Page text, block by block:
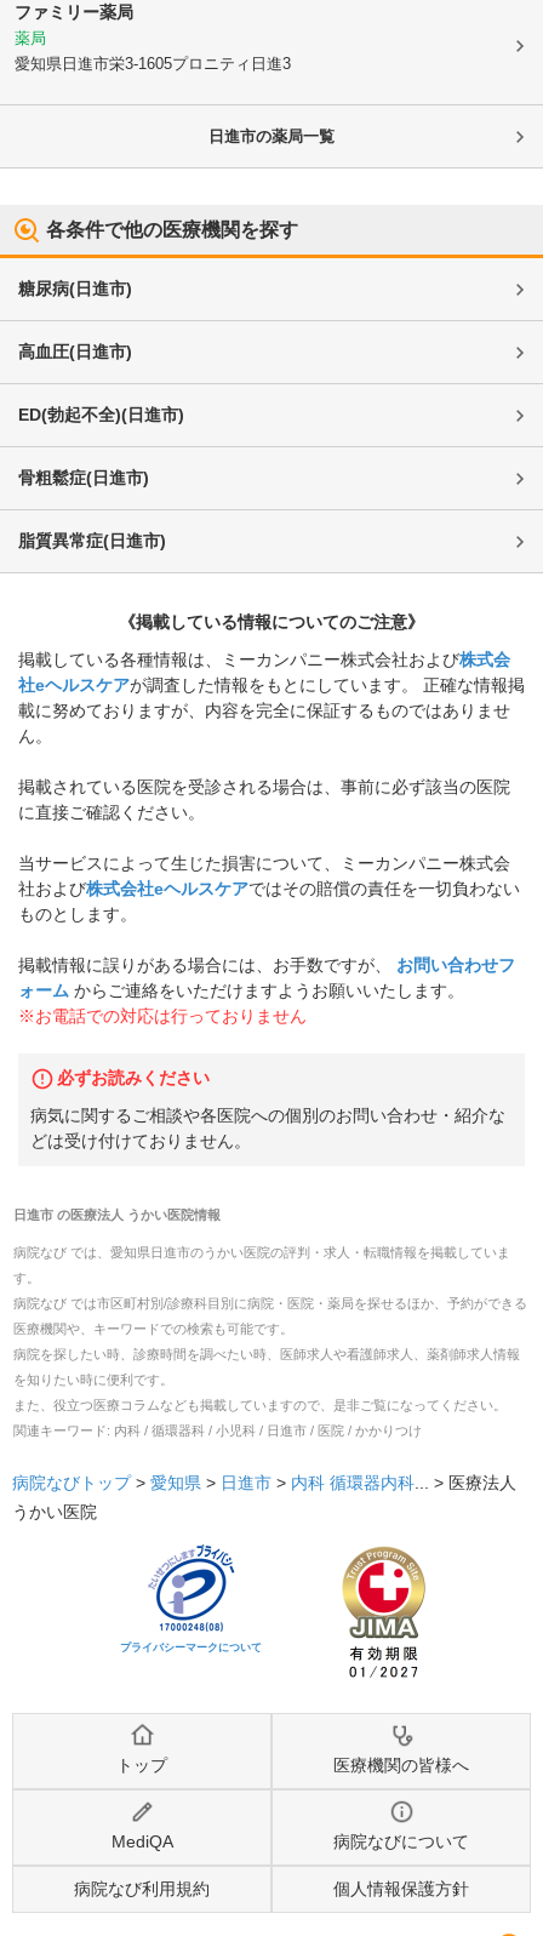
ファミリー薬局
薬局
愛知県日進市栄3-1605プロニティ日進3
日進市の薬局一覧
各条件で他の医療機関を探す
糖尿病(日進市)
高血圧(日進市)
ED(勃起不全)(日進市)
骨粗鬆症(日進市)
脂質異常症(日進市)
《掲載している情報についてのご注意》
掲載している各種情報は、ミーカンパニー株式会社および株式会
社eヘルスケアが調査した情報をもとにしています。 正確な情報掲
載に努めておりますが、内容を完全に保証するものではありませ
ん。
掲載されている医院を受診される場合は、事前に必ず該当の医院
に直接ご確認ください。
当サービスによって生じた損害について、ミーカンパニー株式会
社および株式会社eヘルスケアではその賠償の責任を一切負わない
ものとします。
掲載情報に誤りがある場合には、お手数ですが、
お問い合わせフ
ォーム からご連絡をいただけますようお願いいたします。
※お電話での対応は行っておりません
必ずお読みください
病気に関するご相談や各医院への個別のお問い合わせ・紹介な
どは受け付けておりません。
日進市の医療法人 うかい医院情報
病院なび では、 愛知県日進市のうかい医院の評判・求人・転職情報を掲載していま
す。
病院なび では市区町村別/診療科目別に病院・医院・薬局を探せるほか、予約ができる
医療機関や、キーワードでの検索も可能です。
病院を探したい時、診療時間を調べたい時、医師求人や看護師求人、薬剤師求人情報
を知りたい時に便利です。
また、役立つ医療コラムなども掲載していますので、是非ご覧になってください。
関連キーワード: 内科 / 循環器科 / 小児科 / 日進市 / 医院 / かかりつけ
病院なびトップ > 愛知県 > 日進市 > 内科 循環器内科... > 医療法人
うかい医院
プライバシーマークについて
トップ 医療機関の皆様へ
MediQA 病院なびについて
病院なび利用規約 個人情報保護方針